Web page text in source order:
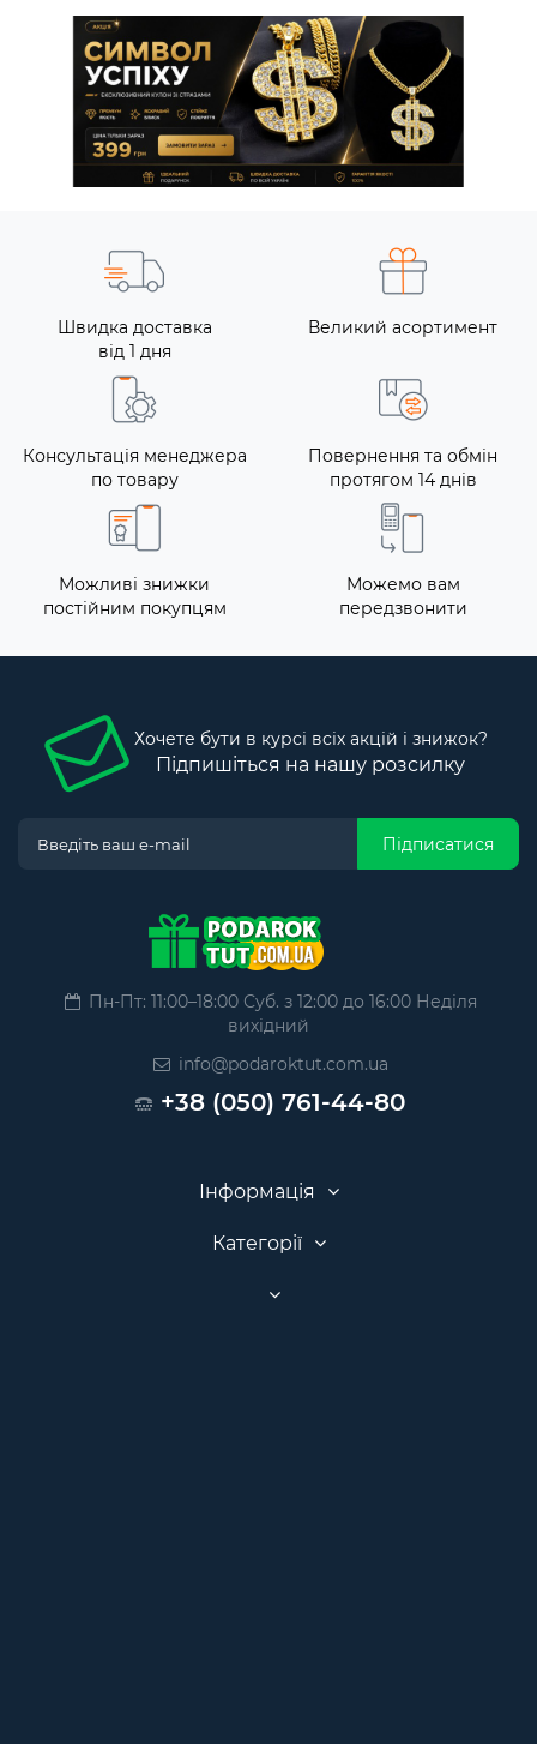
Швидка доставка
від 1 дня
Великий асортимент
Консультація менеджера
по товару
Повернення та обмін
протягом 14 днів
Можливі знижки
постійним покупцям
Можемо вам
передзвонити
Хочете бути в курсі всіх акцій і знижок?
Підпишіться на нашу розсилку
Підписатися
Пн-Пт: 11:00–18:00 Суб. з 12:00 до 16:00 Неділя
вихідний
info@podaroktut.com.ua
+38 (050) 761-44-80
Інформація
Категорії